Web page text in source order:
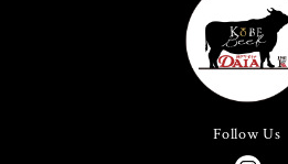
Follow Us